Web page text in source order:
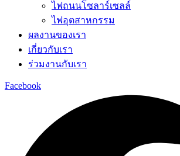
ไฟถนนโซลาร์เซลล์
ไฟอุตสาหกรรม
ผลงานของเรา
เกี่ยวกับเรา
ร่วมงานกับเรา
Facebook